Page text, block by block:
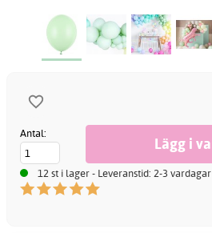
Antal:
12 st i lager - Leveranstid: 2-3 vardagar